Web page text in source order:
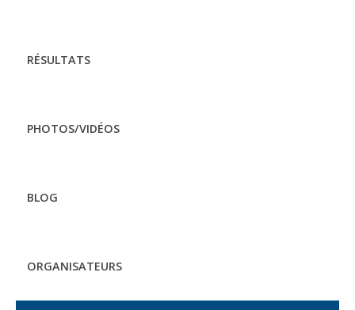
RÉSULTATS
PHOTOS/VIDÉOS
BLOG
ORGANISATEURS